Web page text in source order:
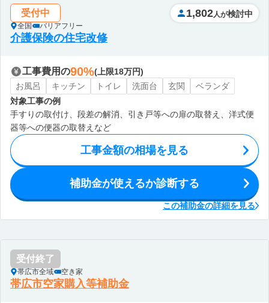
受付中
全国 バリアフリー
1,802 人が検討中
介護保険の住宅改修
工事費用の90%(上限18万円)
お風呂
キッチン トイレ 洗面台 玄関
ベランダ
対象工事の例
手すりの取付け、段差の解消、引き戸等への扉の取替え、洋式便
器等への便器の取替えなど
工事金額の相場を見る
補助金が使えるか診断する
この補助金の詳細を見る
受付終了
帯広市全域 空き家
帯広市空家購入等補助金